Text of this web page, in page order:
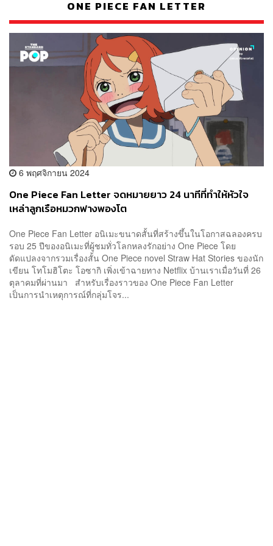
ONE PIECE FAN LETTER
6 พฤศจิกายน 2024
One Piece Fan Letter จดหมายยาว 24 นาทีที่ทำให้หัวใจ
เหล่าลูกเรือหมวกฟางพองโต
One Piece Fan Letter อนิเมะขนาดสั้นที่สร้างขึ้นในโอกาสฉลองครบ
รอบ 25 ปีของอนิเมะที่ผู้ชมทั่วโลกหลงรักอย่าง One Piece โดย
ดัดแปลงจากรวมเรื่องสั้น One Piece novel Straw Hat Stories ของนัก
เขียน โทโมฮิโตะ โอซากิ เพิ่งเข้าฉายทาง Netflix บ้านเราเมื่อวันที่ 26
ตุลาคมที่ผ่านมา สำหรับเรื่องราวของ One Piece Fan Letter
เป็นการนำเหตุการณ์ที่กลุ่มโจร...